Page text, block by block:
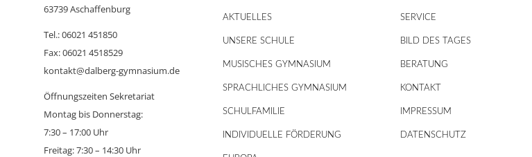
63739 Aschaffenburg
Tel.: 06021 451850
Fax: 06021 4518529
kontakt@dalberg-gymnasium.de
Öffnungszeiten Sekretariat
Montag bis Donnerstag:
7:30 – 17:00 Uhr
Freitag: 7:30 – 14:30 Uhr
AKTUELLES
UNSERE SCHULE
MUSISCHES GYMNASIUM
SPRACHLICHES GYMNASIUM
SCHULFAMILIE
INDIVIDUELLE FÖRDERUNG
SERVICE
BILD DES TAGES
BERATUNG
KONTAKT
IMPRESSUM
DATENSCHUTZ